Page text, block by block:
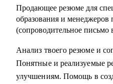
• Наняла и адаптировала
• Карьерное
составлению резюме,
старте/продвижении в
Продающее резюме для
образования и менеджеров
(сопроводительное письмо
Анализ твоего резюме и
Понятные и реализуемые
улучшениям. Помощь в